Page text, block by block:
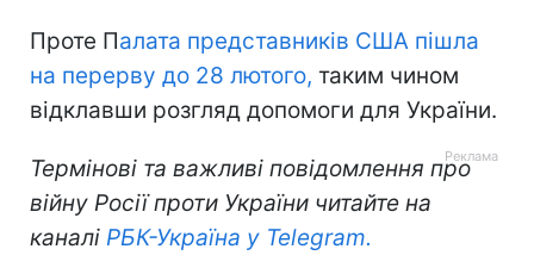
Проте Палата представників США пішла
на перерву до 28 лютого, таким чином
відклавши розгляд допомоги для України.
Термінові та важливі повідомлення про
війну Росії проти України читайте на
каналі РБК-Україна у Telegram.